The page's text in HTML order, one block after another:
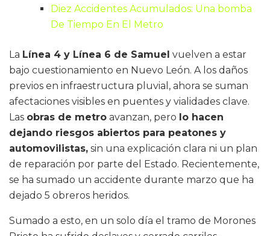
Diez Accidentes Acumulados: Una bomba
De Tiempo En El Metro
La Línea 4 y Línea 6 de Samuel vuelven a estar
bajo cuestionamiento en Nuevo León. A los daños
previos en infraestructura pluvial, ahora se suman
afectaciones visibles en puentes y vialidades clave.
Las obras de metro avanzan, pero lo hacen
dejando riesgos abiertos para peatones y
automovilistas, sin una explicación clara ni un plan
de reparación por parte del Estado. Recientemente,
se ha sumado un accidente durante marzo que ha
dejado 5 obreros heridos.
Sumado a esto, en un solo día el tramo de Morones